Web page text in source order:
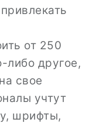
от 250
либо другое,
свое
учтут
шрифты,